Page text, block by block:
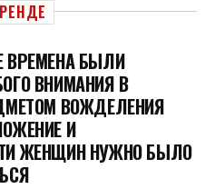
БЫЛИ
ВНИМАНИЯ В
ВОЖДЕЛЕНИЯ
И
ЖЕНЩИН НУЖНО БЫЛО